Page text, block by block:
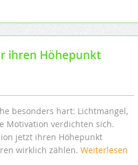
ihren Höhepunkt
besonders hart: Lichtmangel,
Motivation verdichten sich.
jetzt ihren Höhepunkt
wirklich zählen. Weiterlesen